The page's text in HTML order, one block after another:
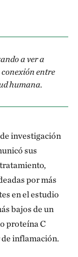
de
de que los
influencia
podría ser
habitantes
comunitaria. Si
Green Heart en
y cosas
a ver a
entre
humana.
investigación
sus
por más
en el estudio
bajos de un
proteína C
inflamación.